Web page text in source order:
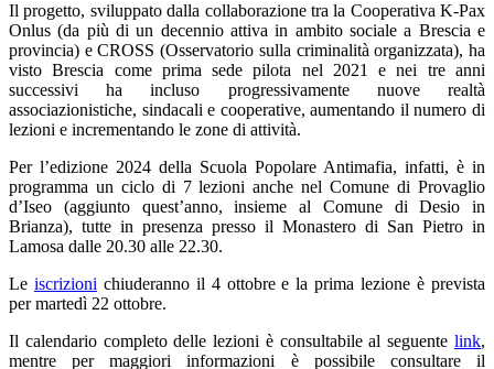
Il progetto, sviluppato dalla collaborazione tra la Cooperativa K-Pax
Onlus (da più di un decennio attiva in ambito sociale a Brescia e
provincia) e CROSS (Osservatorio sulla criminalità organizzata), ha
visto Brescia come prima sede pilota nel 2021 e nei tre anni
successivi ha incluso progressivamente nuove realtà
associazionistiche, sindacali e cooperative, aumentando il numero di
lezioni e incrementando le zone di attività.
Per l’edizione 2024 della Scuola Popolare Antimafia, infatti, è in
programma un ciclo di 7 lezioni anche nel Comune di Provaglio
d’Iseo (aggiunto quest’anno, insieme al Comune di Desio in
Brianza), tutte in presenza presso il Monastero di San Pietro in
Lamosa dalle 20.30 alle 22.30.
Le iscrizioni chiuderanno il 4 ottobre e la prima lezione è prevista
per martedì 22 ottobre.
Il calendario completo delle lezioni è consultabile al seguente link,
mentre per maggiori informazioni è possibile consultare il